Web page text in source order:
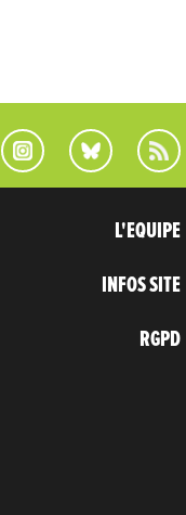
L'EQUIPE
INFOS SITE
RGPD